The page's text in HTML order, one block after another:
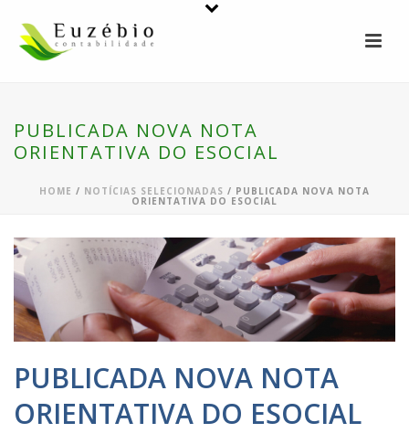
PUBLICADA NOVA NOTA
ORIENTATIVA DO ESOCIAL
HOME / NOTÍCIAS SELECIONADAS / PUBLICADA NOVA NOTA
ORIENTATIVA DO ESOCIAL
PUBLICADA NOVA NOTA
ORIENTATIVA DO ESOCIAL